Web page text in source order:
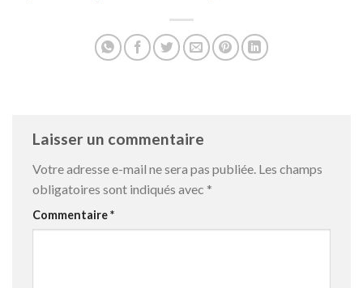
Laisser un commentaire
Votre adresse e-mail ne sera pas publiée. Les champs
obligatoires sont indiqués avec *
Commentaire*